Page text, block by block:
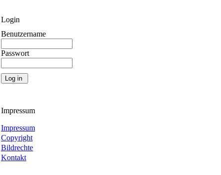
Login
Benutzername
Passwort
Impressum
Impressum
Copyright
Bildrechte
Kontakt